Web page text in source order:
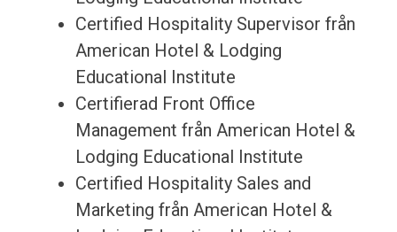
Certified Hospitality Supervisor från
American Hotel & Lodging
Educational Institute
Certifierad Front Office
Management från American Hotel &
Lodging Educational Institute
Certified Hospitality Sales and
Marketing från American Hotel &